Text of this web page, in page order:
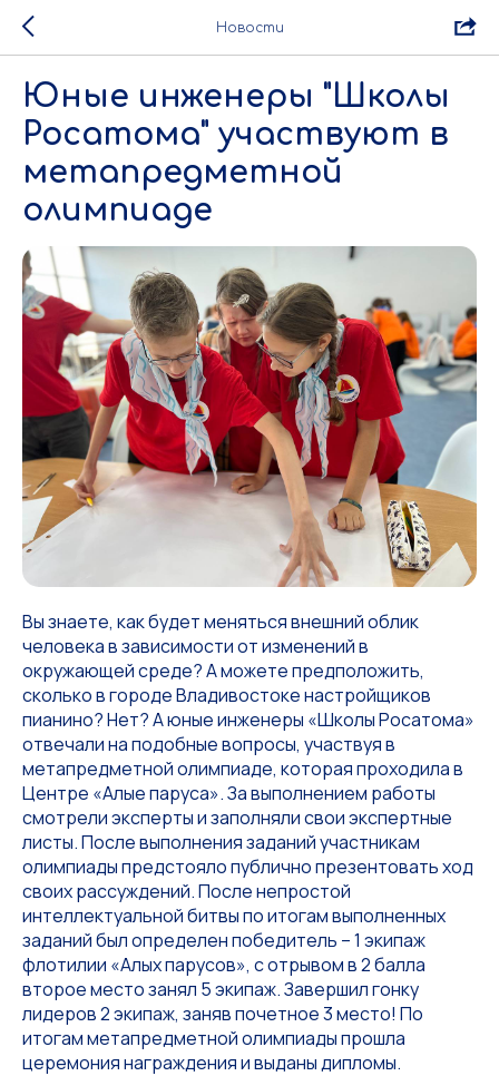
Новости
Юные инженеры "Школы
Росатома" участвуют в
метапредметной
олимпиаде
Вы знаете, как будет меняться внешний облик
человека в зависимости от изменений в
окружающей среде? А можете предположить,
сколько в городе Владивостоке настройщиков
пианино? Нет? А юные инженеры «Школы Росатома»
отвечали на подобные вопросы, участвуя в
метапредметной олимпиаде, которая проходила в
Центре «Алые паруса». За выполнением работы
смотрели эксперты и заполняли свои экспертные
листы. После выполнения заданий участникам
олимпиады предстояло публично презентовать ход
своих рассуждений. После непростой
интеллектуальной битвы по итогам выполненных
заданий был определен победитель – 1 экипаж
флотилии «Алых парусов», с отрывом в 2 балла
второе место занял 5 экипаж. Завершил гонку
лидеров 2 экипаж, заняв почетное 3 место! По
итогам метапредметной олимпиады прошла
церемония награждения и выданы дипломы.